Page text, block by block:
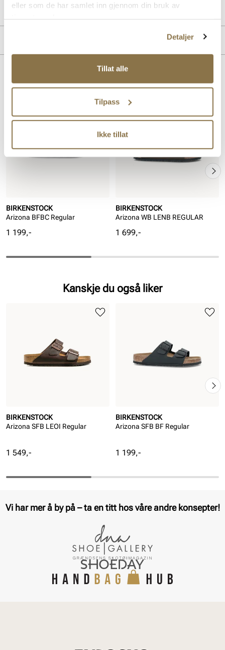
eller som de har samlet inn gjennom din bruk av
Detaljer
Tillat alle
Tilpass
Ikke tillat
Produktdetaljer
Innersåle:Skinn
BIRKENSTOCK
Arizona BFBC Regular
Pris
1 199,-
BIRKENSTOCK
Arizona WB LENB REGULAR
Pris
1 699,-
Kanskje du også liker
BIRKENSTOCK
Arizona SFB LEOI Regular
Pris
1 549,-
BIRKENSTOCK
Arizona SFB BF Regular
Pris
1 199,-
Vi har mer å by på – ta en titt hos våre andre konsepter!